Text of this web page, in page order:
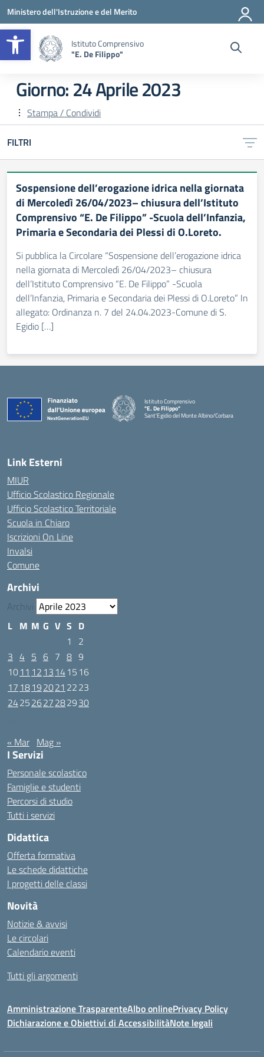
Apri la barra degli strumenti
Vai ai contenuti
Vai al menu di navigazione
Vai al footer
Ministero dell'Istruzione e del Merito
Istituto Comprensivo
"E. De Filippo"
Giorno:24 Aprile 2023
Stampa / Condividi
FILTRI
Sospensione dell’erogazione idrica nella giornata
di Mercoledì 26/04/2023– chiusura dell’Istituto
Comprensivo “E. De Filippo” -Scuola dell’Infanzia,
Primaria e Secondaria dei Plessi di O.Loreto.
Si pubblica la Circolare “Sospensione dell’erogazione idrica
nella giornata di Mercoledì 26/04/2023– chiusura
dell’Istituto Comprensivo “E. De Filippo” -Scuola
dell’Infanzia, Primaria e Secondaria dei Plessi di O.Loreto” In
allegato: Ordinanza n. 7 del 24.04.2023-Comune di S.
Egidio […]
Istituto Comprensivo
"E. De Filippo"
Sant'Egidio del Monte Albino/Corbara
Link Esterni
MIUR
Ufficio Scolastico Regionale
Ufficio Scolastico Territoriale
Scuola in Chiaro
Iscrizioni On Line
Invalsi
Comune
Archivi
Archivi
L M M G V S D
1
2
3 4 5 6 7 8 9
1011 12 13 1415 16
17 18192021 2223
24252627282930
« Mar Mag »
I Servizi
Personale scolastico
Famiglie e studenti
Percorsi di studio
Tutti i servizi
Didattica
Offerta formativa
Le schede didattiche
I progetti delle classi
Novità
Notizie & avvisi
Le circolari
Calendario eventi
Tutti gli argomenti
Amministrazione TrasparenteAlbo onlinePrivacy Policy
Dichiarazione e Obiettivi di AccessibilitàNote legali